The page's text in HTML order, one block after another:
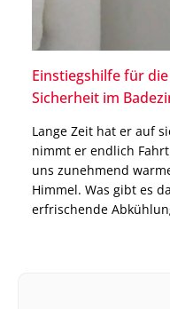
Einstiegshilfe für
Sicherheit im
Lange Zeit hat er auf
nimmt er endlich
uns zunehmend
Himmel. Was gibt es
erfrischende